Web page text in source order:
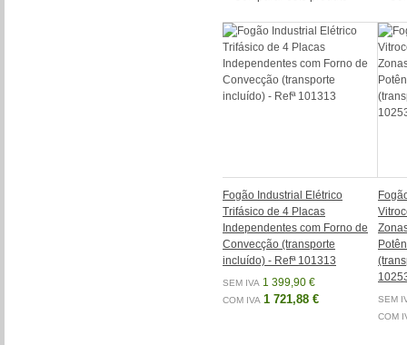
Fogão Industrial Elétrico
Trifásico de 4 Placas
Independentes com Forno de
Convecção (transporte
incluído) - Refª 101313
SEM IVA 1 399,90 €
COM IVA 1 721,88 €
SEM
COM